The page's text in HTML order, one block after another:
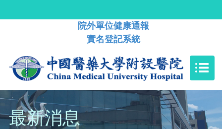
院外單位健康通報
實名登記系統
最新消息